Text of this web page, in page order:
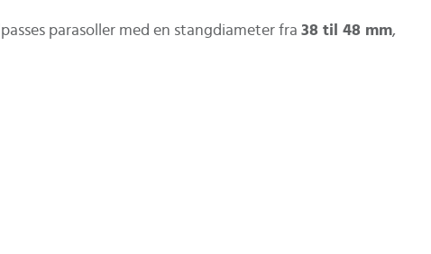
parasoller med en stangdiameter fra 38 til 48 mm,